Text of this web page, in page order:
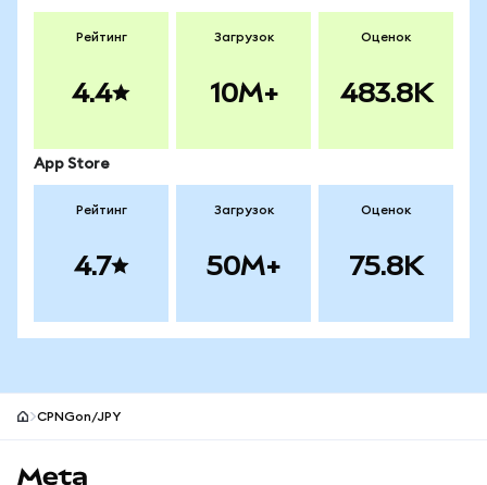
Рейтинг
4.4
Загрузок
10M+
Оценок
483.8K
App Store
Рейтинг
4.7
Загрузок
50M+
Оценок
75.8K
CPNGon/JPY